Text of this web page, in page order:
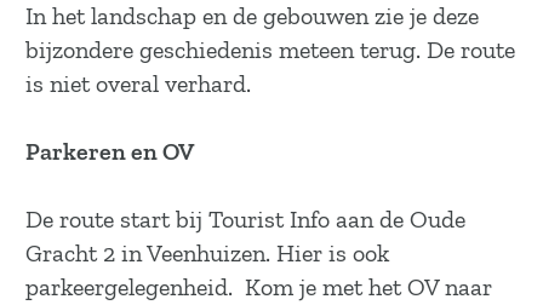
In het landschap en de gebouwen zie je deze
bijzondere geschiedenis meteen terug. De route
is niet overal verhard.
Parkeren en OV
De route start bij Tourist Info aan de Oude
Gracht 2 in Veenhuizen. Hier is ook
parkeergelegenheid. Kom je met het OV naar